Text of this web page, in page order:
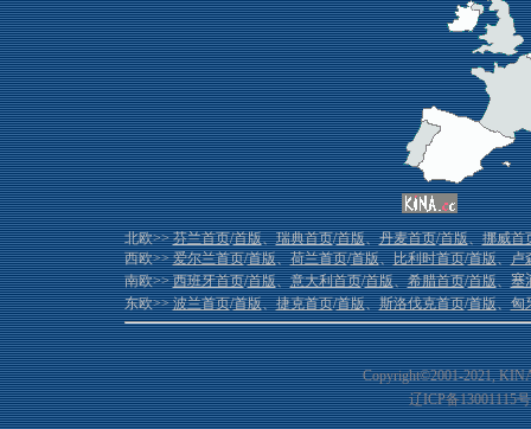
北欧>>芬兰首页/首版、瑞典首页/首版、丹麦首页/首版、挪威首
西欧>>爱尔兰首页/首版、荷兰首页/首版、比利时首页/首版、卢
南欧>>西班牙首页/首版、意大利首页/首版、希腊首页/首版、塞
东欧>>波兰首页/首版、捷克首页/首版、斯洛伐克首页/首版、匈
Copyright©2001-2021,
辽ICP备13001115